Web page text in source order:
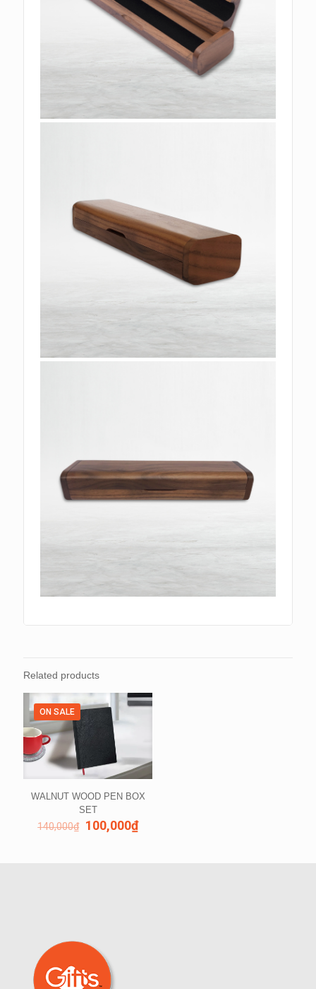
Related products
ON SALE
WALNUT WOOD PEN BOX
SET
140,000₫ 100,000₫